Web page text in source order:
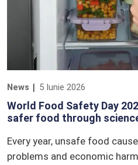
News 5 Iunie 2026
World Food Safety Day
safer food through
Every year, unsafe food
problems and economic